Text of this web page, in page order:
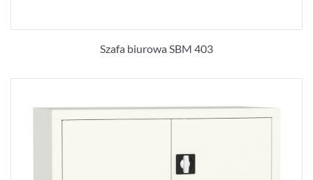
Szafa biurowa SBM 403